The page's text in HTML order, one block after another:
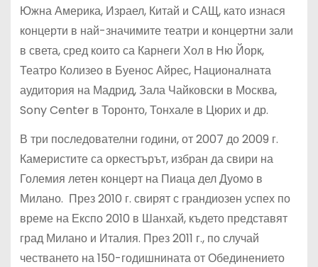
Южна Америка, Израел, Китай и САЩ, като изнася
концерти в най-значимите театри и концертни зали
в света, сред които са Карнеги Хол в Ню Йорк,
Театро Колизео в Буенос Айрес, Националната
аудитория на Мадрид, Зала Чайковски в Москва,
Sony Center в Торонто, Тонхале в Цюрих и др.
В три последователни години, от 2007 до 2009 г.
Камеристите са оркестърът, избран да свири на
Големия летен концерт на Пиаца дел Дуомо в
Милано. През 2010 г. свирят с грандиозен успех по
време на Експо 2010 в Шанхай, където представят
град Милано и Италия. През 2011 г., по случай
честването на 150-годишнината от Обединението